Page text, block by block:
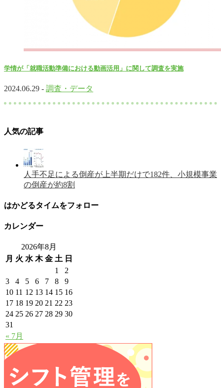
学情が「就職活動準備における動画活用」に関して調査を実施
2024.06.29 - 調査・データ
人気の記事
人手不足による倒産が上半期だけで182件、小規模事業
の倒産が約8割
はかどるタイムをフォロー
カレンダー
2026年8月
月 火 水 木 金 土 日
« 7月
1
2
3
4 5 6 7 8
9
10 11 12 13 14 15 16
17 18 19 20 21 22 23
24 25 26 27 28 29 30
31